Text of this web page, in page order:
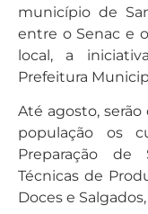
município de
entre o Senac e
local, a
Prefeitura
Até agosto,
população os
Preparação de
Técnicas de
Doces e